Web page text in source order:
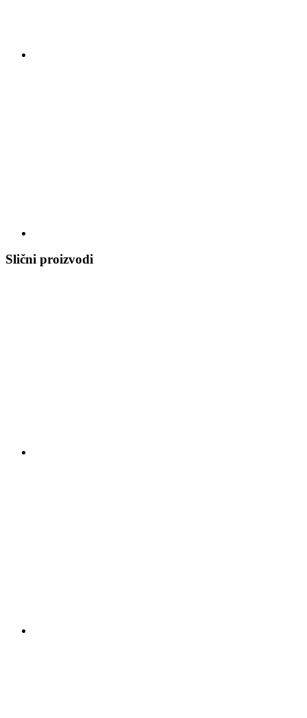
Slični proizvodi